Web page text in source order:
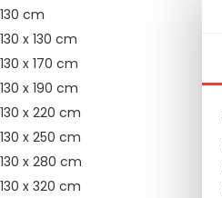
130 cm
130 x 130 cm
130 x 170 cm
130 x 190 cm
130 x 220 cm
130 x 250 cm
130 x 280 cm
130 x 320 cm